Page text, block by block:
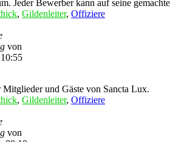
Jeder Bewerber kann auf seine
, Gildenleiter, Offiziere
von
und Gäste von Sancta Lux.
, Gildenleiter, Offiziere
von